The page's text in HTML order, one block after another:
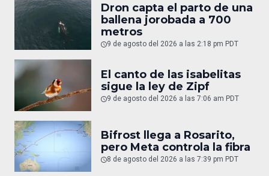
Dron capta el parto de una
ballena jorobada a 700
metros
9 de agosto del 2026 a las 2:18 pm PDT
El canto de las isabelitas
sigue la ley de Zipf
9 de agosto del 2026 a las 7:06 am PDT
Bifrost llega a Rosarito,
pero Meta controla la fibra
8 de agosto del 2026 a las 7:39 pm PDT